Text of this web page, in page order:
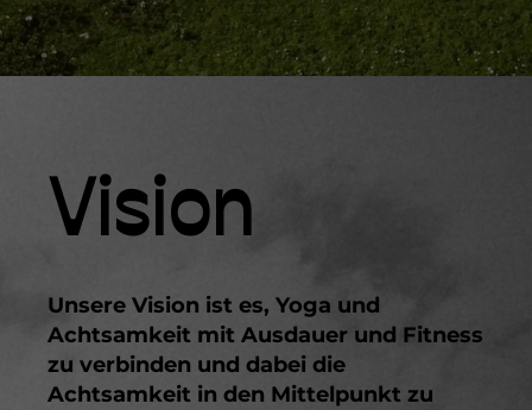
Vision
Unsere Vision ist es, Yoga und
Achtsamkeit mit Ausdauer und Fitness
zu verbinden und dabei die
Achtsamkeit in den Mittelpunkt zu